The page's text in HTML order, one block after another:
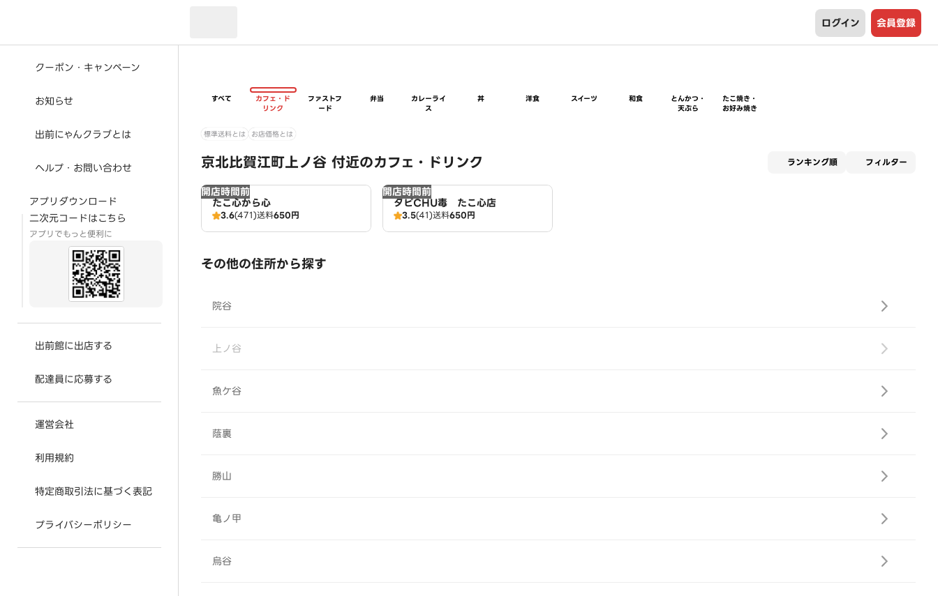
ログイン 会員登録
クーポン・キャンペーン
お知らせ
出前にゃんクラブとは
ヘルプ・お問い合わせ
アプリダウンロード
二次元コードはこちら
アプリでもっと便利に
出前館に出店する
配達員に応募する
運営会社
利用規約
特定商取引法に基づく表記
プライバシーポリシー
すべて
カフェ・ド
リンク
ファストフ
ード
弁当
カレーライ
ス
丼 洋食 スイーツ 和食
とんかつ・
天ぷら
たこ焼き・
お好み焼き
標準送料とは お店価格とは
京北比賀江町上ノ谷 付近のカフェ・ドリンク ランキング順 フィルター
開店時間前
たこ心から心
3.6(471)送料650円
開店時間前
タピCHU毒 たこ心店
3.5(41)送料650円
その他の住所から探す
院谷
上ノ谷
魚ケ谷
蔭裏
勝山
亀ノ甲
烏谷